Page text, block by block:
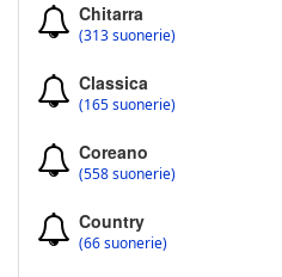
Chitarra
(313 suonerie)
Classica
(165 suonerie)
Coreano
(558 suonerie)
Country
(66 suonerie)